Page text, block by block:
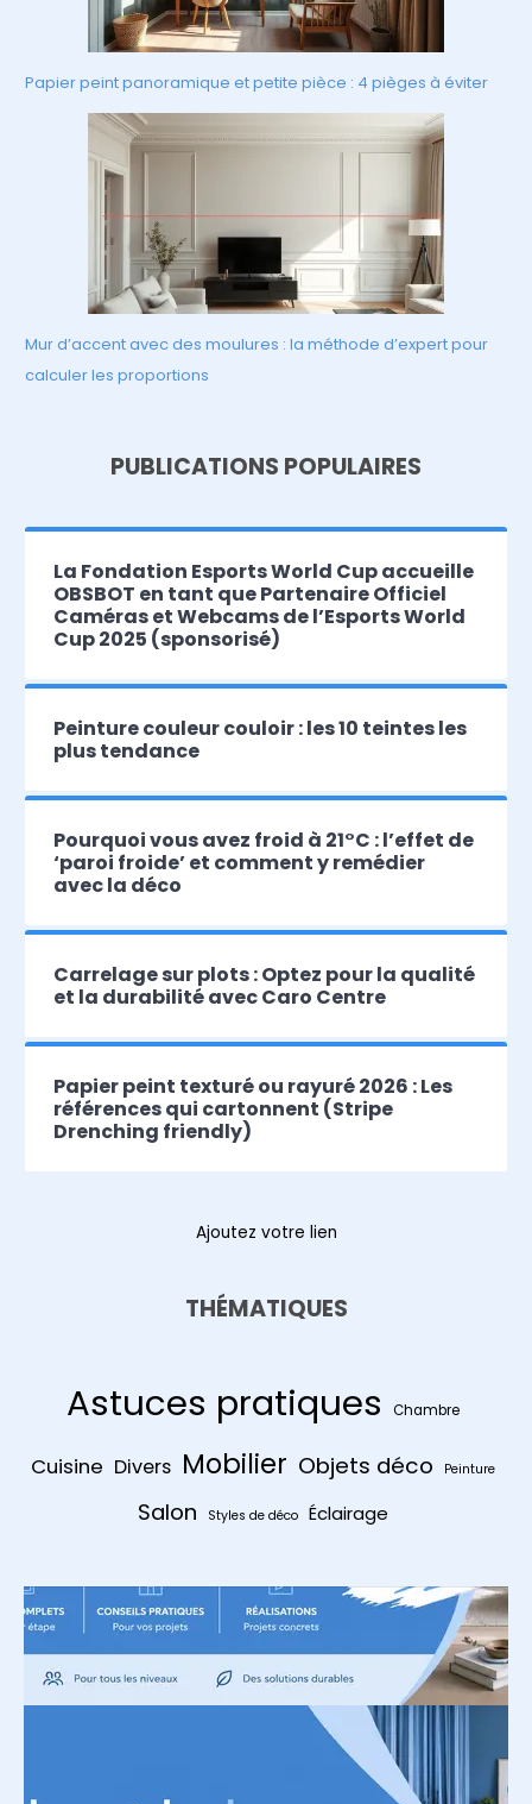
Papier peint panoramique et petite pièce : 4 pièges à éviter
Mur d’accent avec des moulures : la méthode d’expert pour
calculer les proportions
PUBLICATIONS POPULAIRES
La Fondation Esports World Cup accueille
OBSBOT en tant que Partenaire Officiel
Caméras et Webcams de l’Esports World
Cup 2025 (sponsorisé)
Peinture couleur couloir : les 10 teintes les
plus tendance
Pourquoi vous avez froid à 21°C : l’effet de
‘paroi froide’ et comment y remédier
avec la déco
Carrelage sur plots : Optez pour la qualité
et la durabilité avec Caro Centre
Papier peint texturé ou rayuré 2026 : Les
références qui cartonnent (Stripe
Drenching friendly)
Ajoutez votre lien
THÉMATIQUES
Astuces pratiques Chambre
Cuisine Divers Mobilier Objets déco Peinture
Salon Styles de déco Éclairage